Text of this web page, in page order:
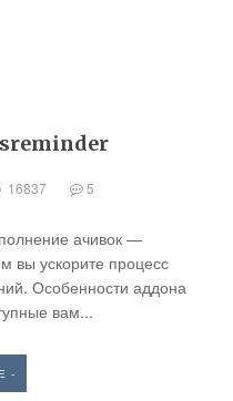
16837 5
ачивок —
вы ускорите процесс
Особенности аддона
вам...
-